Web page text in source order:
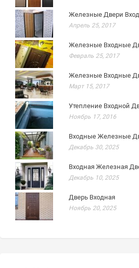
Железные Двери
Апрель 25, 2017
Железные Входные
Февраль 25, 2017
Железные Входные
Март 15, 2017
Утепление Входной
Ноябрь 17, 2016
Входные Железные
Декабрь 30, 2025
Входная Железная
Декабрь 10, 2025
Дверь Входная
Ноябрь 20, 2025